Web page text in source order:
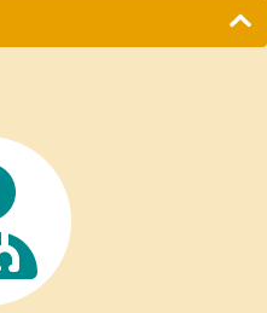
mir über die
sowie für den
angemeldet
die von Ihnen
eine Nachricht mit
der Anmeldung